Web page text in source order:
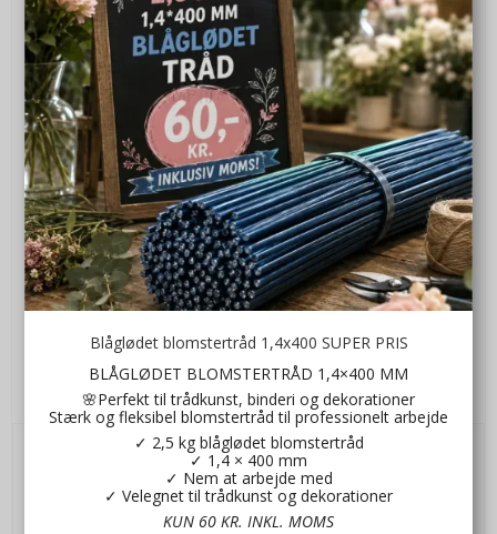
Kromanns Ekspres sæbe
VIS PRODUKT
Blåglødet blomstertråd 1,4x400 SUPER PRIS
BLÅGLØDET BLOMSTERTRÅD 1,4×400 MM
🌸Perfekt til trådkunst, binderi og dekorationer
Stærk og fleksibel blomstertråd til professionelt arbejde
✓ 2,5 kg blåglødet blomstertråd
✓ 1,4 × 400 mm
✓ Nem at arbejde med
✓ Velegnet til trådkunst og dekorationer
KUN 60 KR. INKL. MOMS